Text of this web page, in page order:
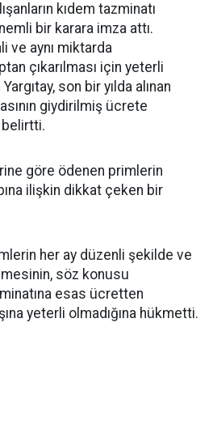
kıdem tazminatı
bir karara imza attı.
ve aynı miktarda
çıkarılması için yeterli
son bir yılda alınan
giydirilmiş ücrete
göre ödenen primlerin
ilişkin dikkat çeken bir
her ay düzenli şekilde ve
söz konusu
esas ücretten
yeterli olmadığına hükmetti.